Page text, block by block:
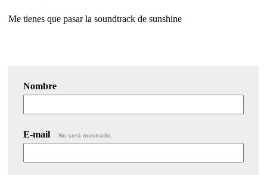
Me tienes que pasar la soundtrack de sunshine
Nombre
E-mail No será mostrado.